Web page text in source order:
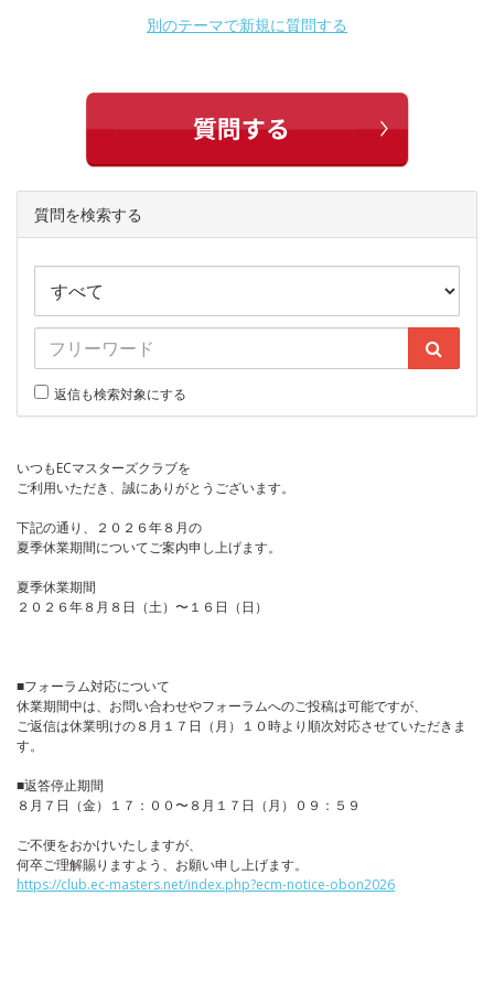
別のテーマで新規に質問する
質問を検索する
返信も検索対象にする
いつもECマスターズクラブを
ご利用いただき、誠にありがとうございます。
下記の通り、２０２６年８月の
夏季休業期間についてご案内申し上げます。
夏季休業期間
２０２６年８月８日（土）〜１６日（日）
■フォーラム対応について
休業期間中は、お問い合わせやフォーラムへのご投稿は可能ですが、
ご返信は休業明けの８月１７日（月）１０時より順次対応させていただきま
す。
■返答停止期間
８月７日（金）１７：００〜８月１７日（月）０９：５９
ご不便をおかけいたしますが、
何卒ご理解賜りますよう、お願い申し上げます。
https://club.ec-masters.net/index.php?ecm-notice-obon2026